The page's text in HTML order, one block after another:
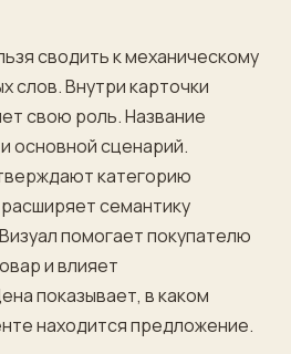
сводить к механическому
слов. Внутри карточки
свою роль. Название
основной сценарий.
категорию
семантику
помогает покупателю
и влияет
показывает, в каком
находится предложение.